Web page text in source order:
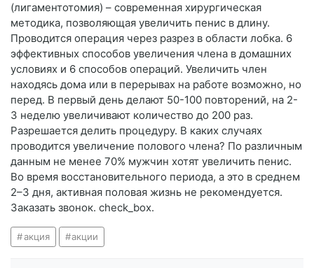
(лигаментотомия) – современная хирургическая
методика, позволяющая увеличить пенис в длину.
Проводится операция через разрез в области лобка. 6
эффективных способов увеличения члена в домашних
условиях и 6 способов операций. Увеличить член
находясь дома или в перерывах на работе возможно, но
перед. В первый день делают 50-100 повторений, на 2-
3 неделю увеличивают количество до 200 раз.
Разрешается делить процедуру. В каких случаях
проводится увеличение полового члена? По различным
данным не менее 70% мужчин хотят увеличить пенис.
Во время восстановительного периода, а это в среднем
2–3 дня, активная половая жизнь не рекомендуется.
Заказать звонок. check_box.
акция акции